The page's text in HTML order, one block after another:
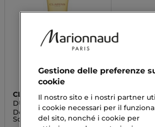
CLARINS
DUOX NETTOYANT
MOUSSANT HYDRATANT
Detergente
Schiumogeno Idratante
CLINIQUE
LIQUID
Clinique
Soap Oily
Gestione delle preferenze
cookie
Il nostro sito e i nostri partner
i cookie necessari per il
del sito, nonché i cookie per